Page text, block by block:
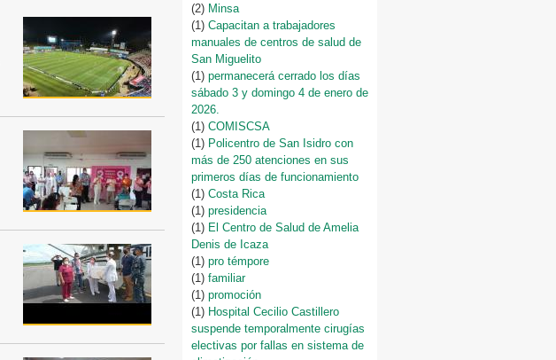
(2) Minsa
(1) Capacitan a trabajadores
manuales de centros de salud de
San Miguelito
(1) permanecerá cerrado los días
sábado 3 y domingo 4 de enero de
2026.
(1) COMISCSA
(1) Policentro de San Isidro con
más de 250 atenciones en sus
primeros días de funcionamiento
(1) Costa Rica
(1) presidencia
(1) El Centro de Salud de Amelia
Denis de Icaza
(1) pro témpore
(1) familiar
(1) promoción
(1) Hospital Cecilio Castillero
suspende temporalmente cirugías
electivas por fallas en sistema de